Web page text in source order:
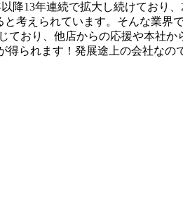
降13年連続で拡大し続けており
考えられています。そんな業
ており、他店からの応援や本社
られます！発展途上の会社な